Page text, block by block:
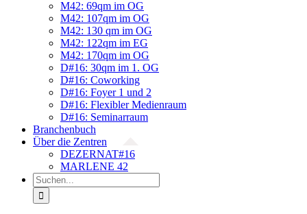
M42: 69qm im OG
M42: 107qm im OG
M42: 130 qm im OG
M42: 122qm im EG
M42: 170qm im OG
D#16: 30qm im 1. OG
D#16: Coworking
D#16: Foyer 1 und 2
D#16: Flexibler Medienraum
D#16: Seminarraum
Branchenbuch
Über die Zentren
DEZERNAT#16
MARLENE 42
Suche
nach: